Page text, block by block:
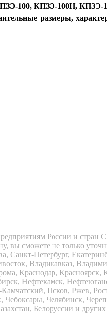
100, КПЗЭ-100Н, КПЗЭ-
размеры,
России и стран
вы сможете не только
Санкт-Петербург,
Владикавказ,
Краснодар, Красноярск,
Нефтекамск,
Псков, Ржев,
Челябинск,
Белоруссии и